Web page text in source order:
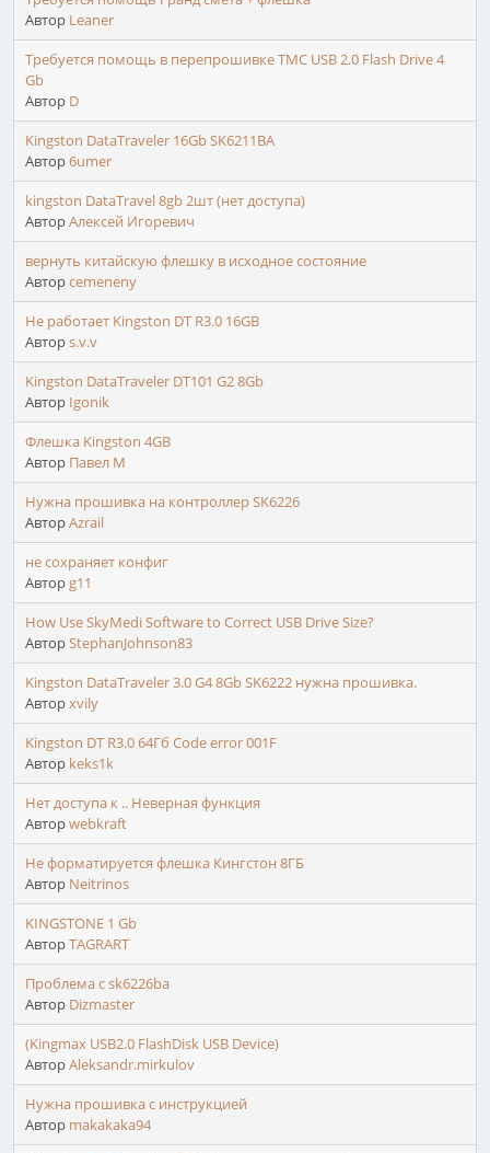
Автор Leaner
Требуется помощь в перепрошивке TMC USB 2.0 Flash Drive 4
Gb
Автор D
Kingston DataTraveler 16Gb SK6211BA
Автор6umer
kingston DataTravel 8gb 2шт (нет доступа)
АвторАлексей Игоревич
вернуть китайскую флешку в исходное состояние
Авторcemeneny
Не работает Kingston DT R3.0 16GB
Авторs.v.v
Kingston DataTraveler DT101 G2 8Gb
Автор Igonik
Флешка Kingston 4GB
Автор Павел М
Нужна прошивка на контроллер SK6226
АвторAzrail
не сохраняет конфиг
Автор g11
How Use SkyMedi Software to Correct USB Drive Size?
АвторStephanJohnson83
Kingston DataTraveler 3.0 G4 8Gb SK6222 нужна прошивка.
Авторxvily
Kingston DT R3.0 64Гб Code error 001F
Автор keks1k
Нет доступа к .. Неверная функция
Авторwebkraft
Не форматируется флешка Кингстон 8ГБ
Автор Neitrinos
KINGSTONE 1 Gb
АвторTAGRART
Проблема c sk6226ba
Автор Dizmaster
(Kingmax USB2.0 FlashDisk USB Device)
АвторAleksandr.mirkulov
Нужна прошивка с инструкцией
Автор makakaka94